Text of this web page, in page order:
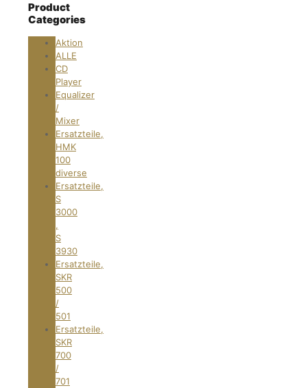
Product
Categories
Aktion
ALLE
CD
Player
Equalizer
/
Mixer
Ersatzteile,
HMK
100
diverse
Ersatzteile,
S
3000
,
S
3930
Ersatzteile,
SKR
500
/
501
Ersatzteile,
SKR
700
/
701